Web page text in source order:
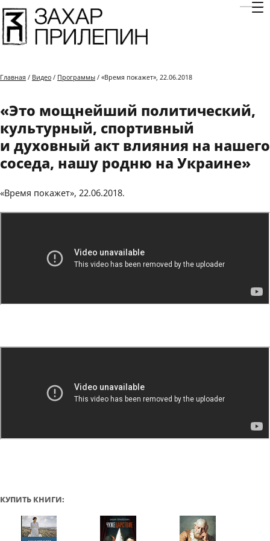
Главная / Видео / Программы / «Время покажет», 22.06.2018
«Это мощнейший политический,
культурный, спортивный
и духовный акт влияния на нашего
соседа, нашу родню на Украине»
«Время покажет», 22.06.2018.
КУПИТЬ КНИГИ: